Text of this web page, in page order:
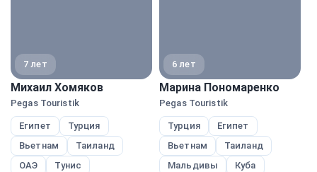
7 лет
Михаил Хомяков
Pegas Touristik
Египет
Турция
Вьетнам
Таиланд
ОАЭ
Тунис
6 лет
Марина Пономаренко
Pegas Touristik
Турция
Египет
Вьетнам
Таиланд
Мальдивы
Куба